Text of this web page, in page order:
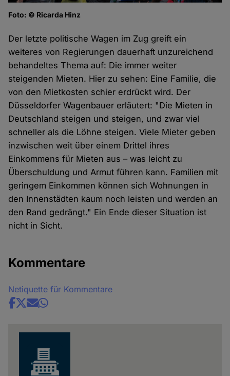
Foto: © Ricarda Hinz
Der letzte politische Wagen im Zug greift ein
weiteres von Regierungen dauerhaft unzureichend
behandeltes Thema auf: Die immer weiter
steigenden Mieten. Hier zu sehen: Eine Familie, die
von den Mietkosten schier erdrückt wird. Der
Düsseldorfer Wagenbauer erläutert: "Die Mieten in
Deutschland steigen und steigen, und zwar viel
schneller als die Löhne steigen. Viele Mieter geben
inzwischen weit über einem Drittel ihres
Einkommens für Mieten aus – was leicht zu
Überschuldung und Armut führen kann. Familien mit
geringem Einkommen können sich Wohnungen in
den Innenstädten kaum noch leisten und werden an
den Rand gedrängt." Ein Ende dieser Situation ist
nicht in Sicht.
Kommentare
Netiquette für Kommentare
Share